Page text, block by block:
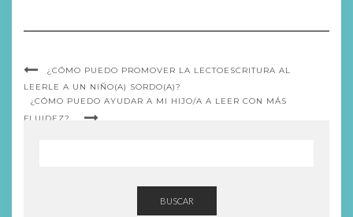
¿CÓMO PUEDO PROMOVER LA LECTOESCRITURA AL
LEERLE A UN NIÑO(A) SORDO(A)?
¿CÓMO PUEDO AYUDAR A MI HIJO/A A LEER CON MÁS
FLUIDEZ?
BUSCAR